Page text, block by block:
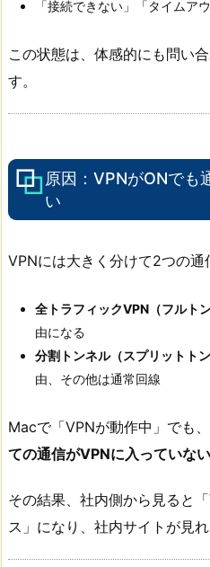
「接続できない」「タイムア
この状態は、体感的にも問い
す。
原因：VPNがONでも
い
VPNには大きく分けて2つの通
全トラフィックVPN（フルトン
由になる
分割トンネル（スプリットトン
由、その他は通常回線
Macで「VPNが動作中」でも
ての通信がVPNに入っていない
その結果、社内側から見ると
ス」になり、社内サイトが見